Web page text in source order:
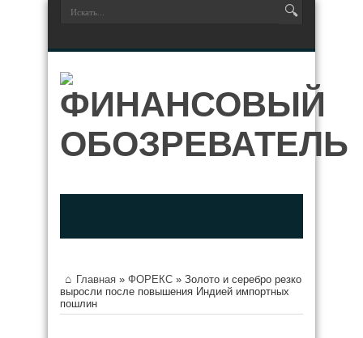
Главная » ФОРЕКС » Золото и серебро резко
выросли после повышения Индией импортных
пошлин